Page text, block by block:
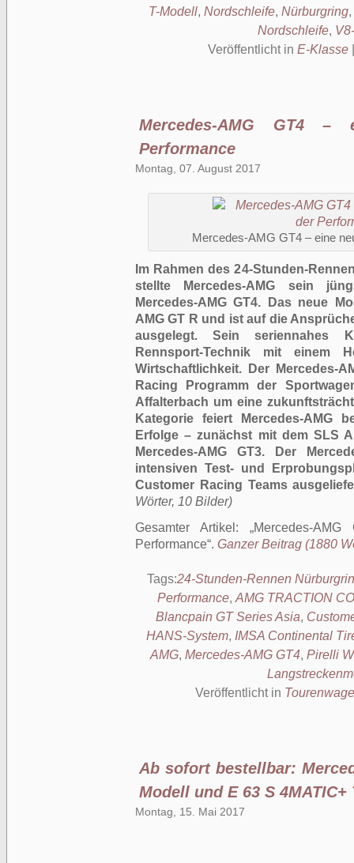
T-Modell, Nordschleife, Nürburgring,
Nordschleife,
Veröffentlicht in E-Klasse
Mercedes-AMG GT4
Performance
Montag, 07. August 2017
Mercedes-AMG GT4 – eine
Im Rahmen des 24-Stunden-
stellte Mercedes-AMG sein
Mercedes-AMG GT4. Das neue
AMG GT R und ist auf die
ausgelegt. Sein seriennahes
Rennsport-Technik mit einem
Wirtschaftlichkeit. Der Mercedes-
Racing Programm der
Affalterbach um eine
Kategorie feiert Mercedes-AMG
Erfolge – zunächst mit dem SLS
Mercedes-AMG GT3. Der
intensiven Test- und
Customer Racing Teams
Wörter, 10 Bilder)
Gesamter Artikel:
Mercedes-
Performance . Ganzer Beitrag (1880
Tags:24-Stunden-Rennen
Performance, AMG TRACTION
Blancpain GT Series Asia,
HANS-System, IMSA Continental
AMG, Mercedes-AMG GT4, Pirelli
Veröffentlicht in
Ab sofort bestellbar:
Modell und E 63 S 4MATIC+
Montag, 15. Mai 2017